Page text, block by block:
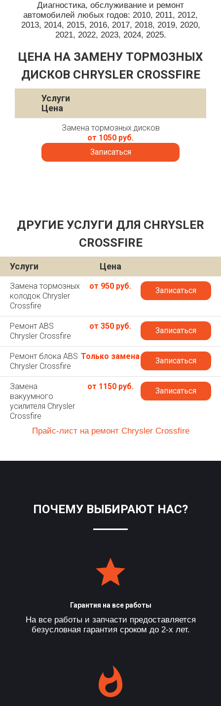
Диагностика, обслуживание и ремонт
автомобилей любых годов: 2010, 2011, 2012,
2013, 2014, 2015, 2016, 2017, 2018, 2019, 2020,
2021, 2022, 2023, 2024, 2025.
ЦЕНА НА ЗАМЕНУ ТОРМОЗНЫХ
ДИСКОВ CHRYSLER CROSSFIRE
Услуги
Цена
Замена тормозных дисков
от 1050 руб.
Записаться
ДРУГИЕ УСЛУГИ ДЛЯ CHRYSLER
CROSSFIRE
Услуги Цена
Замена тормозных
колодок Chrysler
Crossfire
от 950 руб. Записаться
Ремонт ABS
Chrysler Crossfire
от 350 руб. Записаться
Ремонт блока ABS
Chrysler Crossfire
Только замена Записаться
Замена
вакуумного
усилителя Chrysler
Crossfire
от 1150 руб. Записаться
Прайс-лист на ремонт Chrysler Crossfire
ПОЧЕМУ ВЫБИРАЮТ НАС?
Гарантия на все работы
На все работы и запчасти предоставляется
безусловная гарантия сроком до 2-х лет.